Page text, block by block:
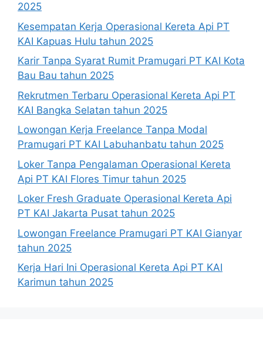
2025
Kesempatan Kerja Operasional Kereta Api PT
KAI Kapuas Hulu tahun 2025
Karir Tanpa Syarat Rumit Pramugari PT KAI Kota
Bau Bau tahun 2025
Rekrutmen Terbaru Operasional Kereta Api PT
KAI Bangka Selatan tahun 2025
Lowongan Kerja Freelance Tanpa Modal
Pramugari PT KAI Labuhanbatu tahun 2025
Loker Tanpa Pengalaman Operasional Kereta
Api PT KAI Flores Timur tahun 2025
Loker Fresh Graduate Operasional Kereta Api
PT KAI Jakarta Pusat tahun 2025
Lowongan Freelance Pramugari PT KAI Gianyar
tahun 2025
Kerja Hari Ini Operasional Kereta Api PT KAI
Karimun tahun 2025